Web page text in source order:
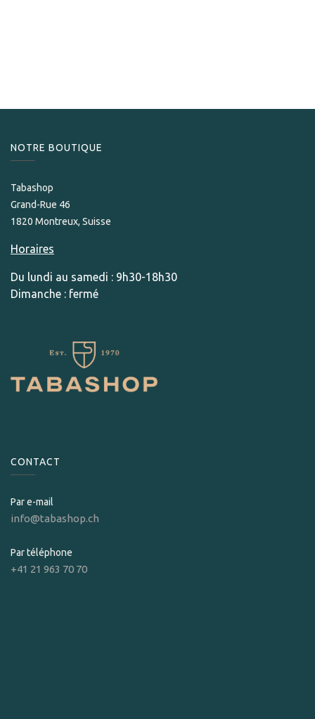
NOTRE BOUTIQUE
Tabashop
Grand-Rue 46
1820 Montreux, Suisse
Horaires
Du lundi au samedi : 9h30-18h30
Dimanche : fermé
CONTACT
Par e-mail
info@tabashop.ch
Par téléphone
+41 21 963 70 70